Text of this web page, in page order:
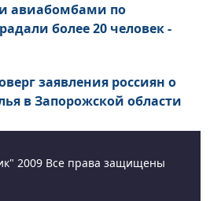
авиабомбами по
более 20 человек -
заявления россиян о
в Запорожской области
2009 Все права защищены